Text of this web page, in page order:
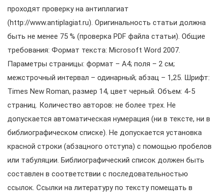
проходят проверку на антиплагиат
(http://www.antiplagiat.ru). Оригинальность статьи должна
быть не менее 75 % (проверка PDF файла статьи). Общие
требования: Формат текста: Microsoft Word 2007.
Параметры страницы: формат – А4; поля – 2 см;
межстрочный интервал – одинарный; абзац – 1,25. Шрифт:
Times New Roman, размер 14, цвет черный. Объем: 4-5
страниц. Количество авторов: не более трех. Не
допускается автоматическая нумерация (ни в тексте, ни в
библиографическом списке). Не допускается установка
красной строки (абзацного отступа) с помощью пробелов
или табуляции. Библиографический список должен быть
составлен в соответствии с последовательностью
ссылок. Ссылки на литературу по тексту помещать в